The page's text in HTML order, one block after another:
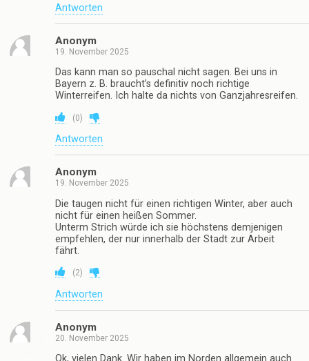
Antworten
Anonym
19. November 2025
Das kann man so pauschal nicht sagen. Bei uns in
Bayern z. B. braucht’s definitiv noch richtige
Winterreifen. Ich halte da nichts von Ganzjahresreifen.
(0)
Antworten
Anonym
19. November 2025
Die taugen nicht für einen richtigen Winter, aber auch
nicht für einen heißen Sommer.
Unterm Strich würde ich sie höchstens demjenigen
empfehlen, der nur innerhalb der Stadt zur Arbeit
fährt.
(2)
Antworten
Anonym
20. November 2025